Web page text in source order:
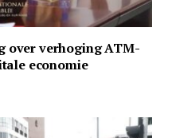
over verhoging ATM-
economie